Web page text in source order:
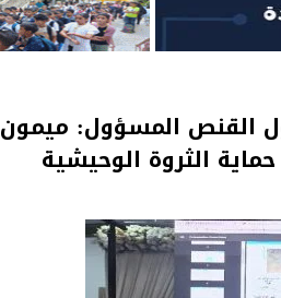
القنص المسؤول: ميمون
الثروة الوحيشية